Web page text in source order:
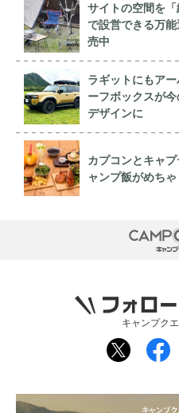
サイトの空間を
で設営できる万
売中
ラギットにもア
ーフボックスが
デザインに
カプコンとキャ
ャンプ飯がめち
CAMP
キャンプク
twit
ter
fac
ebo